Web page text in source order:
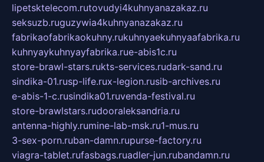
lipetsktelecom.rutovudyi4kuhnyanazakaz.ru
seksuzb.ruguzywia4kuhnyanazakaz.ru
fabrikaofabrikaokuhny.rukuhnyaekuhnyaafabrika.ru
kuhnyaykuhnyayfabrika.rue-abis1c.ru
store-brawl-stars.rukts-services.rudark-sand.ru
sindika-01.rusp-life.rux-legion.rusib-archives.ru
e-abis-1-c.rusindika01.ruvenda-festival.ru
store-brawlstars.rudooraleksandria.ru
antenna-highly.rumine-lab-msk.ru1-mus.ru
3-sex-porn.ruban-damn.rupurse-factory.ru
viagra-tablet.rufasbags.ruadler-jun.rubandamn.ru